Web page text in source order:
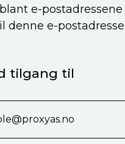
e-
denne e-
tilgang til